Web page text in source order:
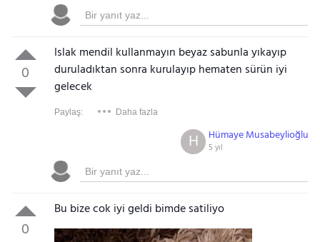
0
Islak mendil kullanmayın beyaz sabunla yıkayıp
duruladıktan sonra kurulayıp hematen sürün iyi
gelecek
Paylaş: Daha fazla
Hümaye Musabeylioğlu
5 yıl
H
0
Bu bize cok iyi geldi bimde satiliyo